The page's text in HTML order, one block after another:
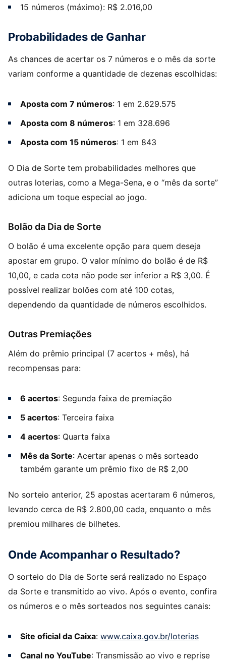
15 números (máximo): R$ 2.016,00
Probabilidades de Ganhar
As chances de acertar os 7 números e o mês da sorte
variam conforme a quantidade de dezenas escolhidas:
Aposta com 7 números: 1 em 2.629.575
Aposta com 8 números: 1 em 328.696
Aposta com 15 números: 1 em 843
O Dia de Sorte tem probabilidades melhores que
outras loterias, como a Mega-Sena, e o “mês da sorte”
adiciona um toque especial ao jogo.
Bolão da Dia de Sorte
O bolão é uma excelente opção para quem deseja
apostar em grupo. O valor mínimo do bolão é de R$
10,00, e cada cota não pode ser inferior a R$ 3,00. É
possível realizar bolões com até 100 cotas,
dependendo da quantidade de números escolhidos.
Outras Premiações
Além do prêmio principal (7 acertos + mês), há
recompensas para:
6 acertos: Segunda faixa de premiação
5 acertos: Terceira faixa
4 acertos: Quarta faixa
Mês da Sorte: Acertar apenas o mês sorteado
também garante um prêmio fixo de R$ 2,00
No sorteio anterior, 25 apostas acertaram 6 números,
levando cerca de R$ 2.800,00 cada, enquanto o mês
premiou milhares de bilhetes.
Onde Acompanhar o Resultado?
O sorteio do Dia de Sorte será realizado no Espaço
da Sorte e transmitido ao vivo. Após o evento, confira
os números e o mês sorteados nos seguintes canais:
Site oficial da Caixa: www.caixa.gov.br/loterias
Canal no YouTube: Transmissão ao vivo e reprise